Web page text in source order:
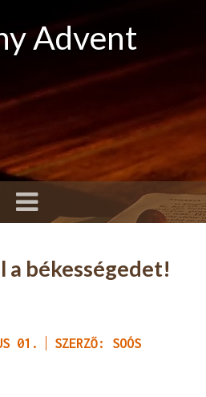
Advent
a békességedet!
01.
SZERZŐ: SOÓS